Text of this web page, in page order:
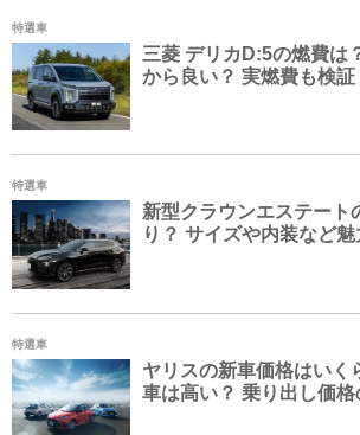
特選車
三菱 デリカD:5の燃費は
から良い？ 実燃費も検証
特選車
新型クラウンエステート
り？ サイズや内装など
特選車
ヤリスの新車価格はいく
車は高い？ 乗り出し価